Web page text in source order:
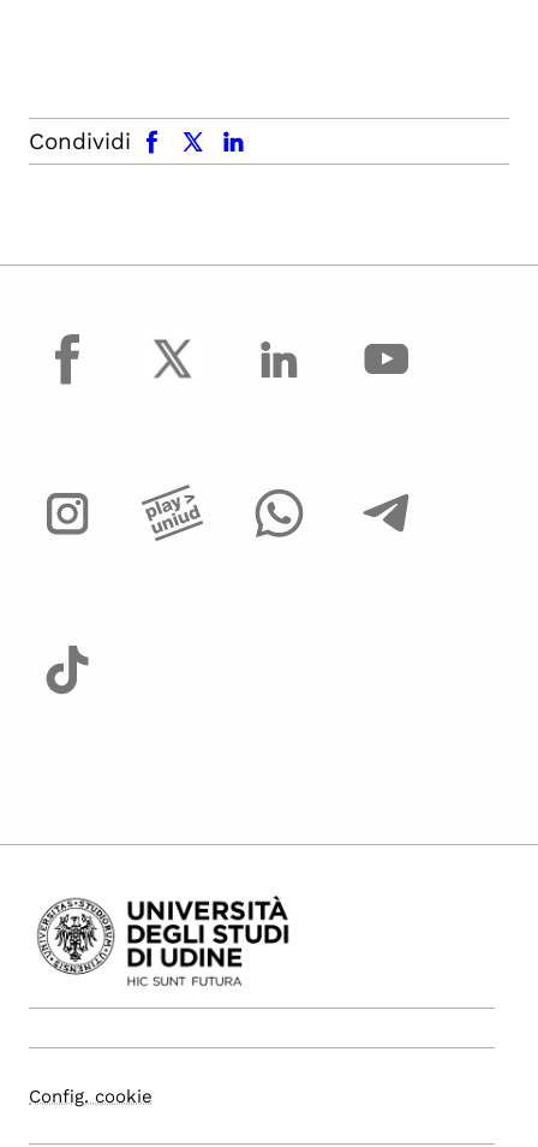
Condividi
facebook x.com linkedin
facebook
Config. cookie